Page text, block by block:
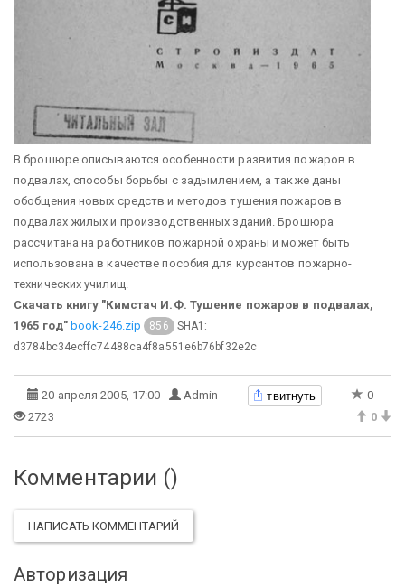
В брошюре описываются особенности развития пожаров в
подвалах, способы борьбы с задымлением, а также даны
обобщения новых средств и методов тушения пожаров в
подвалах жилых и производственных зданий. Брошюра
рассчитана на работников пожарной охраны и может быть
использована в качестве пособия для курсантов пожарно-
технических училищ.
Скачать книгу "Кимстач И.Ф. Тушение пожаров в подвалах,
1965 год" book-246.zip 856
SHA1:
d3784bc34ecffc74488ca4f8a551e6b76bf32e2c
20 апреля 2005, 17:00 Admin твитнуть
0
2723
0
Комментарии ()
НАПИСАТЬ КОММЕНТАРИЙ
Авторизация